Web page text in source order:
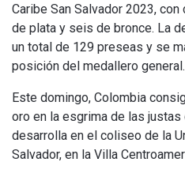
Caribe San Salvador 2023,
de plata y seis de bronce. La
un total de 129 preseas y se
posición del medallero general.
Este domingo, Colombia
oro en la esgrima de las
desarrolla en el coliseo de la
Salvador, en la Villa